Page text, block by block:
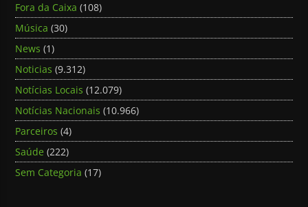
Fora da Caixa (108)
Música (30)
News (1)
Noticias (9.312)
Notícias Locais (12.079)
Notícias Nacionais (10.966)
Parceiros (4)
Saúde (222)
Sem Categoria (17)